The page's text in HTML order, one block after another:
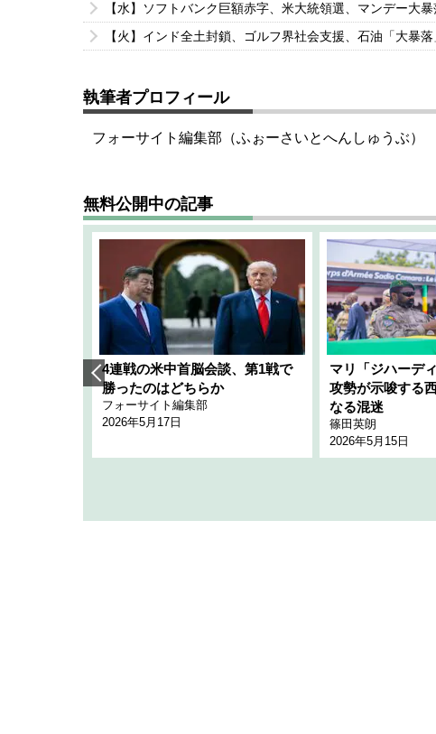
【水】ソフトバンク巨額赤字、米大統領選、マンデー大
【火】インド全土封鎖、ゴルフ界社会支援、石油「大暴
執筆者プロフィール
フォーサイト編集部（ふぉーさいとへんしゅうぶ）
無料公開中の記事
4連戦の米中首脳会談、第1戦で
勝ったのはどちらか
フォーサイト編集部
2026年5月17日
マリ「ジハーデ
攻勢が示唆する
なる混迷
篠田英朗
2026年5月15日